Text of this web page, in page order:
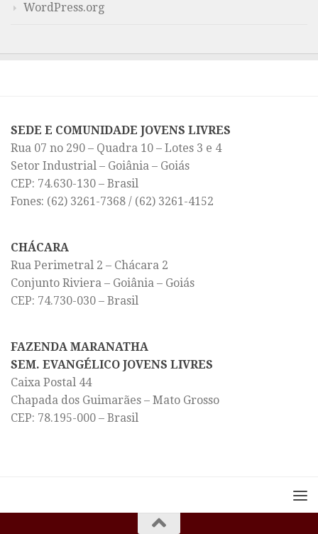
WordPress.org
SEDE E COMUNIDADE JOVENS LIVRES
Rua 07 no 290 – Quadra 10 – Lotes 3 e 4
Setor Industrial – Goiânia – Goiás
CEP: 74.630-130 – Brasil
Fones: (62) 3261-7368 / (62) 3261-4152
CHÁCARA
Rua Perimetral 2 – Chácara 2
Conjunto Riviera – Goiânia – Goiás
CEP: 74.730-030 – Brasil
FAZENDA MARANATHA
SEM. EVANGÉLICO JOVENS LIVRES
Caixa Postal 44
Chapada dos Guimarães – Mato Grosso
CEP: 78.195-000 – Brasil